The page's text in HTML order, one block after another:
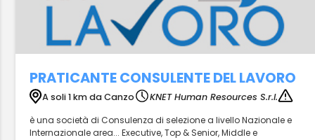
PRATICANTE CONSULENTE DEL LAVORO
A soli 1 km da Canzo
KNET Human Resources S.r.l.
è una società di Consulenza di selezione a livello Nazionale e
Internazionale area... Executive, Top & Senior, Middle e